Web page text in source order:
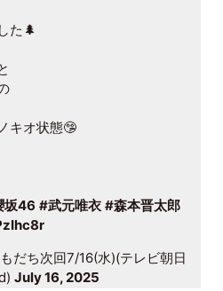
た🌲
キオ状態🤥
坂46 #武元唯衣 #森本晋太郎
だち次回7/16(水)(テレビ朝日
July 16, 2025